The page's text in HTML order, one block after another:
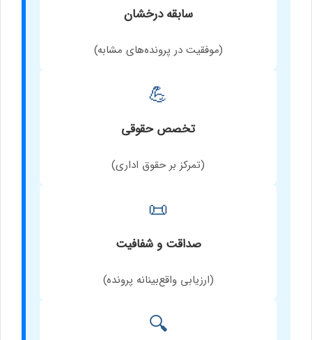
سابقه درخشان
(موفقیت در پرونده‌های مشابه)
💪
تخصص حقوقی
(تمرکز بر حقوق اداری)
📜
صداقت و شفافیت
(ارزیابی واقع‌بینانه پرونده)
🔍